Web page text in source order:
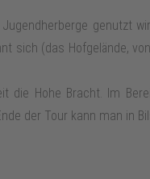
denn der
öffnet sich der
steht). Über eine
genutzt
sich (das Hofgelände,
Hohe Bracht. Im
der Tour kann man in